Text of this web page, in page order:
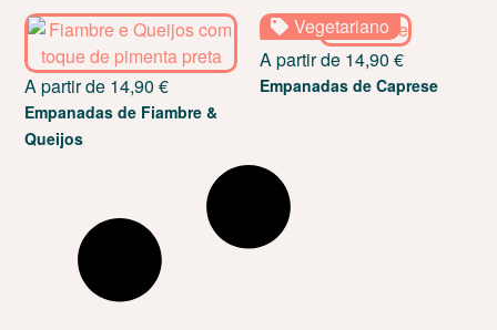
A partir de 14,90€
Empanadas de Fiambre &
Queijos
Vegetariano
A partir de 14,90 €
Empanadas de Caprese